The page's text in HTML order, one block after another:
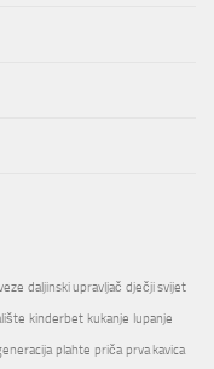
daljinski upravljač dječji svijet
kinderbet kukanje lupanje
plahte priča prva kavica